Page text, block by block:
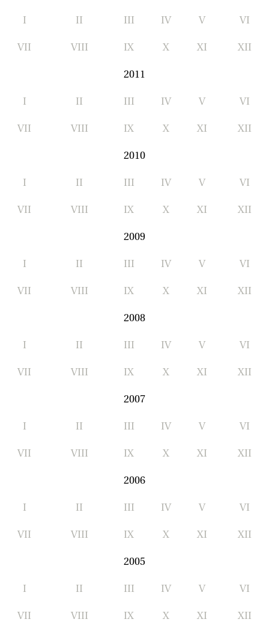
I II III IV V VI
VII VIII IX X XI XII
2011
I II III IV V VI
VII VIII IX X XI XII
2010
I II III IV V VI
VII VIII IX X XI XII
2009
I II III IV V VI
VII VIII IX X XI XII
2008
I II III IV V VI
VII VIII IX X XI XII
2007
I II III IV V VI
VII VIII IX X XI XII
2006
I II III IV V VI
VII VIII IX X XI XII
2005
I II III IV V VI
VII VIII IX X XI XII